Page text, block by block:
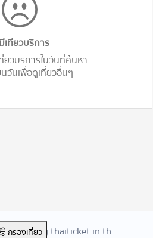
เทียวบริการ
ยวบริการในวันที่ค้นหา
วันเพื่อดูเที่ยวอื่นๆ
กรองเที่ยวBy thaiticket.in.th